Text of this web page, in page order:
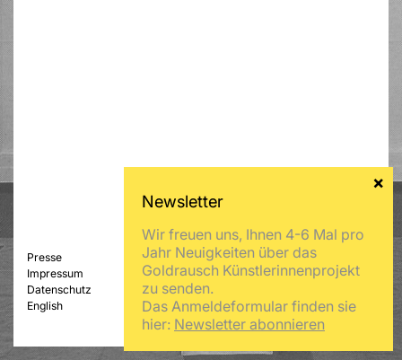
Presse
Impressum
Datenschutz
English
Wir freuen uns, Ihnen 4-6 Mal pro
Jahr Neuigkeiten über das
Goldrausch Künstlerinnenprojekt
zu senden.
Das Anmeldeformular finden sie
hier: Newsletter abonnieren